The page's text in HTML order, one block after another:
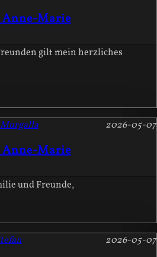
Anne-Marie
gilt mein herzliches
Anne-Marie
2026-05-07
und Freunde,
2026-05-07